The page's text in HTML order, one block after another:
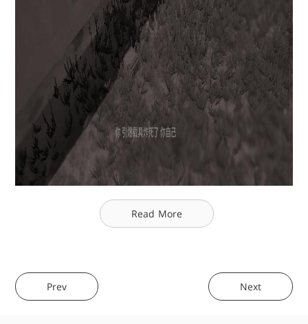
Read More
Prev Next